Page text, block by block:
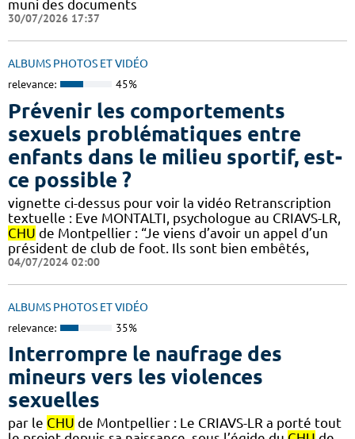
muni des documents
30/07/2026 17:37
ALBUMS PHOTOS ET VIDÉO
relevance: 45%
Prévenir les comportements
sexuels problématiques entre
enfants dans le milieu sportif, est-
ce possible ?
vignette ci-dessus pour voir la vidéo Retranscription
textuelle : Eve MONTALTI, psychologue au CRIAVS-LR,
CHU de Montpellier : “Je viens d’avoir un appel d’un
président de club de foot. Ils sont bien embêtés,
04/07/2024 02:00
ALBUMS PHOTOS ET VIDÉO
relevance: 35%
Interrompre le naufrage des
mineurs vers les violences
sexuelles
par le CHU de Montpellier : Le CRIAVS-LR a porté tout